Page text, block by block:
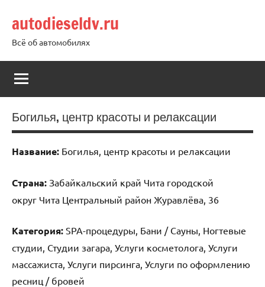
содержимому
autodieseldv.ru
Всё об автомобилях
Богилья, центр красоты и релаксации
Название: Богилья, центр красоты и релаксации
Страна: Забайкальский край Чита городской
округ Чита Центральный район Журавлёва, 36
Категория: SPA-процедуры, Бани / Сауны, Ногтевые
студии, Студии загара, Услуги косметолога, Услуги
массажиста, Услуги пирсинга, Услуги по оформлению
ресниц / бровей